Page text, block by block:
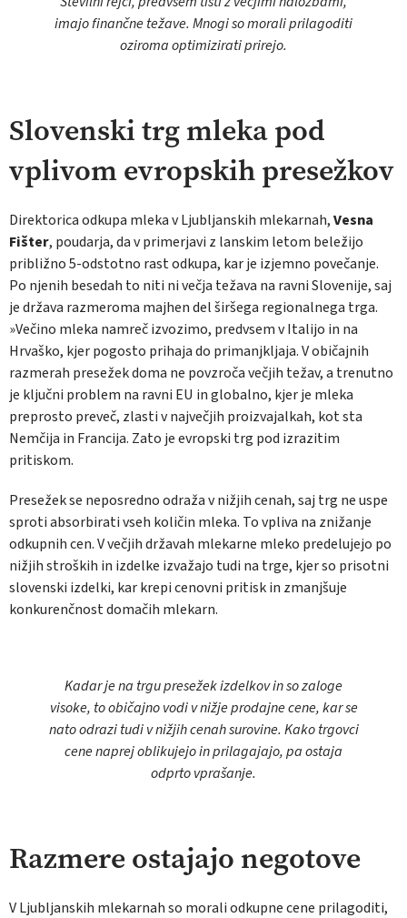
imajo finančne težave. Mnogi so morali prilagoditi
oziroma optimizirati prirejo.
Slovenski trg mleka pod
vplivom evropskih presežkov
Direktorica odkupa mleka v Ljubljanskih mlekarnah,Vesna
Fišter, poudarja, da v primerjavi z lanskim letom beležijo
približno 5-odstotno rast odkupa, kar je izjemno povečanje.
Po njenih besedah to niti ni večja težava na ravni Slovenije, saj
je država razmeroma majhen del širšega regionalnega trga.
»Večino mleka namreč izvozimo, predvsem v Italijo in na
Hrvaško, kjer pogosto prihaja do primanjkljaja. V običajnih
razmerah presežek doma ne povzroča večjih težav, a trenutno
je ključni problem na ravni EU in globalno, kjer je mleka
preprosto preveč, zlasti v največjih proizvajalkah, kot sta
Nemčija in Francija. Zato je evropski trg pod izrazitim
pritiskom.
Presežek se neposredno odraža v nižjih cenah, saj trg ne uspe
sproti absorbirati vseh količin mleka. To vpliva na znižanje
odkupnih cen. V večjih državah mlekarne mleko predelujejo po
nižjih stroških in izdelke izvažajo tudi na trge, kjer so prisotni
slovenski izdelki, kar krepi cenovni pritisk in zmanjšuje
konkurenčnost domačih mlekarn.
Kadar je na trgu presežek izdelkov in so zaloge
visoke, to običajno vodi v nižje prodajne cene, kar se
nato odrazi tudi v nižjih cenah surovine. Kako trgovci
cene naprej oblikujejo in prilagajajo, pa ostaja
odprto vprašanje.
Razmere ostajajo negotove
V Ljubljanskih mlekarnah so morali odkupne cene prilagoditi,